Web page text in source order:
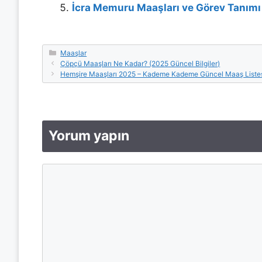
İcra Memuru Maaşları ve Görev Tanımı
Kategoriler
Maaşlar
Çöpçü Maaşları Ne Kadar? (2025 Güncel Bilgiler)
Hemşire Maaşları 2025 – Kademe Kademe Güncel Maaş
Yorum yapın